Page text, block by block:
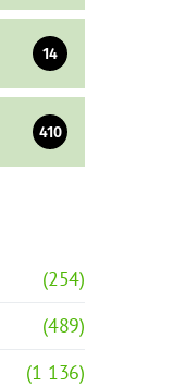
14
410
(254)
(489)
(1 136)